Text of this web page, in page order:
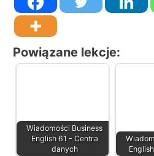
Powiązane lekcje:
Wiadomości Business
English 61 - Centra
danych